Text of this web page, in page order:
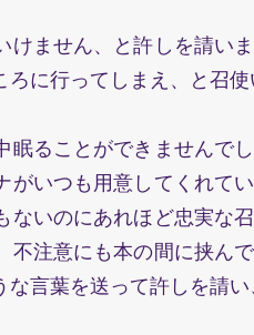
ません、と許しを請い
に行ってしまえ、と召使
ることができませんで
がいつも用意してくれて
ないのにあれほど忠実な
不注意にも本の間に挟ん
な言葉を送って許しを